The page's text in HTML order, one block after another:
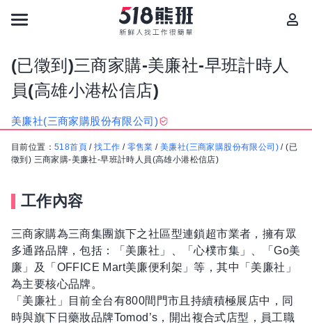
(已徵到)三商家購-美廉社-早班計時人
員(高雄小港松信店)
美廉社(三商家購股份有限公司)
目前位置： 518首頁 /找工作 / 零售業 /美廉社(三商家購股份有限公司) /(已
徵到) 三商家購-美廉社-早班計時人員(高雄小港松信店)
工作內容
三商家購為三商集團旗下之社區型連鎖超市業者，擁有眾
多通路品牌，包括：「美廉社」、「心樸市集」、「Go美
廉」及「OFFICE Mart美廉便利架」等，其中「美廉社」
為主要核心品牌。
「美廉社」目前全台有800間門市且持續積極展店中，同
時與旗下日藥妝品牌Tomod’s，開出複合式店型，員工職